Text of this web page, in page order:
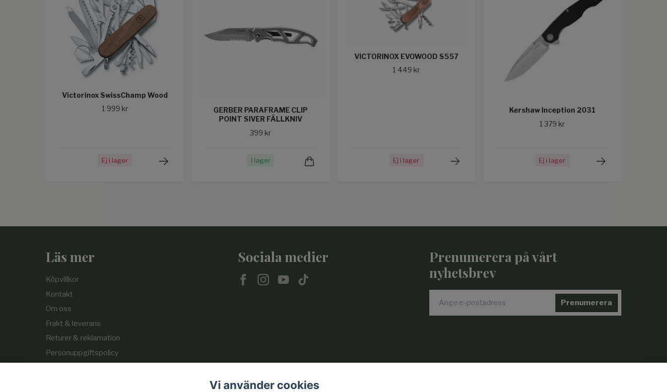
Victorinox SwissChamp Wood
1 999 kr
Ej i lager
GERBER PARAFRAME CLIP
POINT SIVER FÄLLKNIV
399 kr
I lager
VICTORINOX EVOWOOD S557
1 449 kr
Ej i lager
Kershaw Inception 2031
1 379 kr
Ej i lager
Läs mer
Köpvillkor
Kontakt
Om oss
Frakt & leverans
Returer & reklamation
Personuppgiftspolicy
Sociala medier
Prenumerera på vårt
nyhetsbrev
Prenumerera
Vi använder cookies